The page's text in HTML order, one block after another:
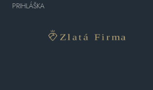
PRIHLÁŠKA